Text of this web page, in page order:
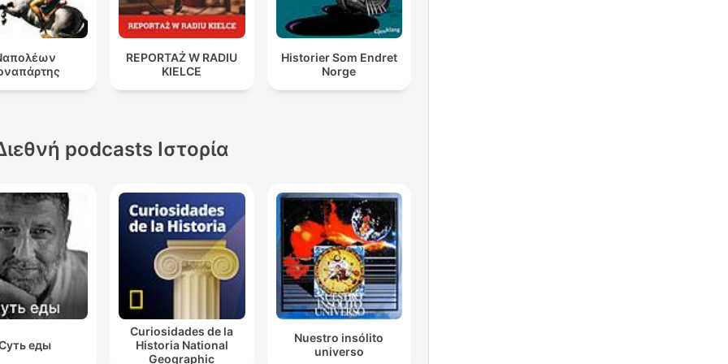
accettata della guerra.
REPORTAŻ W RADIU
KIELCE
Historier Som Endret
Norge
podcasts Ιστορία
еды
Curiosidades de la
Historia National
Geographic
Nuestro insólito
universo